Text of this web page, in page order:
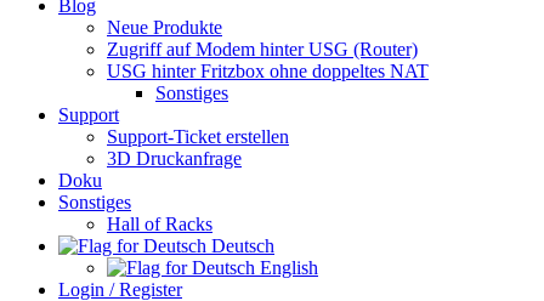
Blog
Neue Produkte
Zugriff auf Modem hinter USG (Router)
USG hinter Fritzbox ohne doppeltes NAT
Sonstiges
Support
Support-Ticket erstellen
3D Druckanfrage
Doku
Sonstiges
Hall of Racks
Deutsch
English
Login / Register